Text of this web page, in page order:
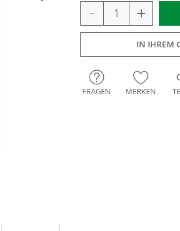
- +
IN IHREM
FRAGEN MERKEN